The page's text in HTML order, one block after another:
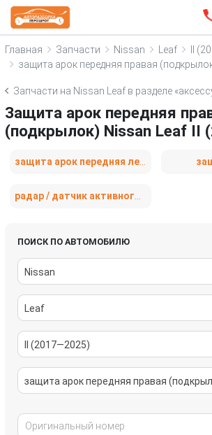
Главная Запчасти Nissan Leaf
II
защита арок передняя правая
Запчасти на Nissan Leaf в разделе
Защита арок передняя
(подкрылок) Nissan Leaf II
ПОИСК ПО АВТОМОБИЛЮ
Nissan
Leaf
II (2017—2025)
защита арок передняя правая